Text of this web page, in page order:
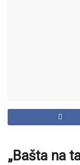
„Bašta na